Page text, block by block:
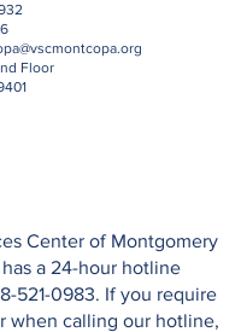
Floor
Center of Montgomery
a 24-hour hotline
521-0983. If you require
when calling our hotline,